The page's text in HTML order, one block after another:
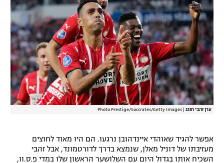
ערן זהבי חוגג Photo Prestige/Soccrates/Getty Images
אפשר להגיד שאוהדי איינדהובן נרגעו. הם היו מאוד לחוצים
מעזיבתו של דוניל מאלן, שנמצא בדרך לדורטמונד, אבל זהבי
השכיח אותו בגדול היום עם השלושער הראשון שלו במדי פ.ס.וו,